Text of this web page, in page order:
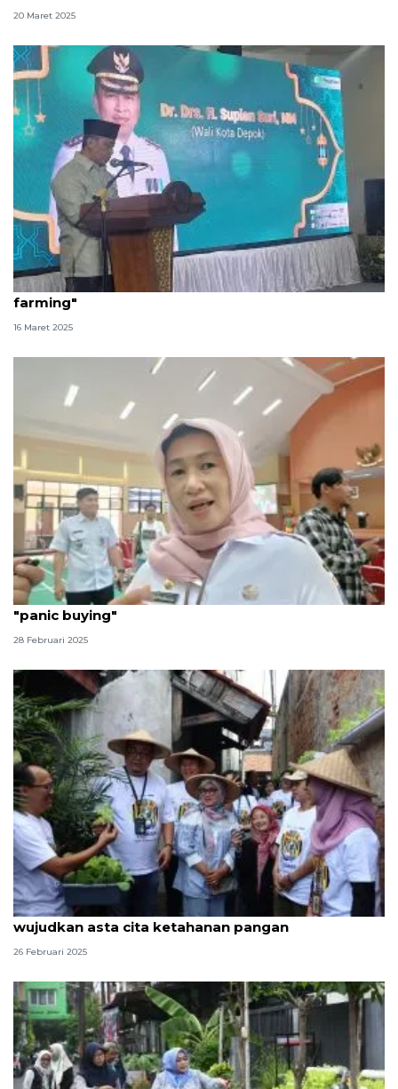
20 Maret 2025
Wali Kota Depok ajak kembangkan "urban
farming"
16 Maret 2025
Jaktim gaungkan "urban farming" untuk cegah
"panic buying"
28 Februari 2025
Urban farming Lorong Mekaar, langkah PNM
wujudkan asta cita ketahanan pangan
26 Februari 2025